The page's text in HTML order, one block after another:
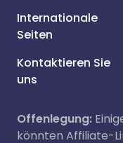
Internationale
Seiten
Kontaktieren Sie
uns
Offenlegung:
könnten Affiliate-